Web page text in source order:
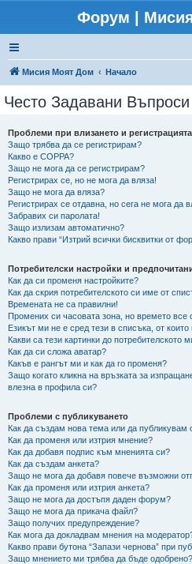
Форум |
Мисия Моят Дом Начало
Често Задавани Въпроси
Проблеми при влизането и регистрацията
Защо трябва да се регистрирам?
Какво е COPPA?
Защо не мога да се регистрирам?
Регистрирах се, но не мога да вляза!
Защо не мога да вляза?
Регистрирах се отдавна, но сега не мога да
Забравих си паролата!
Защо излизам автоматично?
Какво прави “Изтрий всички бисквитки от
Потребителски настройки и
Как да си променя настройките?
Как да скрия потребителското си име от
Времената не са правилни!
Промених си часовата зона, но времето все
Езикът ми не е сред тези в списъка, от които
Какви са тези картинки до потребителското
Как да си сложа аватар?
Какъв е рангът ми и как да го променя?
Защо когато кликна на връзката за
влезна в профила си?
Проблеми с публикуването
Как да създам нова тема или да публикувам
Как да променя или изтрия мнение?
Как да добавя подпис към мненията си?
Как да създам анкета?
Защо не мога да добавя повече възможни
Как да променя или изтрия анкета?
Защо не мога да достъпя даден форум?
Защо не мога да прикача файл?
Защо получих предупреждение?
Как мога да докладвам мнения на
Какво прави бутона “Запази чернова” при
Защо мнението ми трябва да бъде одобрено?